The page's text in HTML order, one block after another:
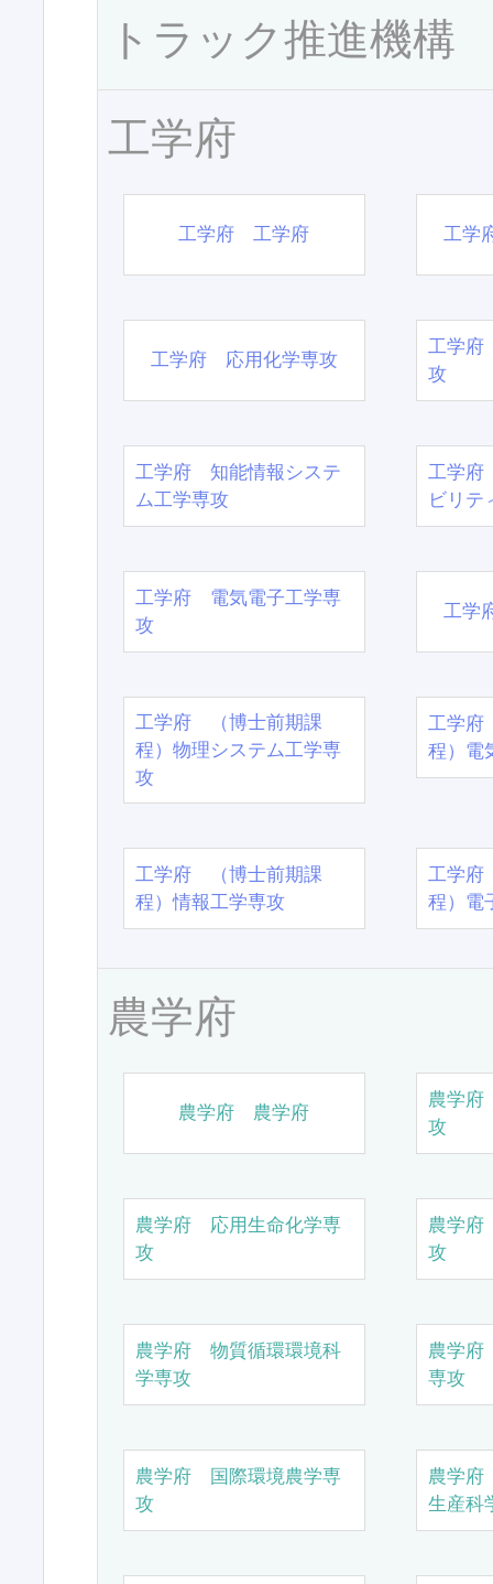
トラック推進機構
工学府
工学府 工学府 工学
工学府 応用化学専攻
工学府
攻
工学府 知能情報システ
ム工学専攻
工学府
ビリテ
工学府 電気電子工学専
攻
工学
工学府 （博士前期課
程）物理システム工学専
攻
工学
程）電
工学府 （博士前期課
程）情報工学専攻
工学
程）電
農学府
農学府 農学府
農学
攻
農学府 応用生命化学専
攻
農学
攻
農学府 物質循環環境科
学専攻
農学
専攻
農学府 国際環境農学専
攻
農学
生産科